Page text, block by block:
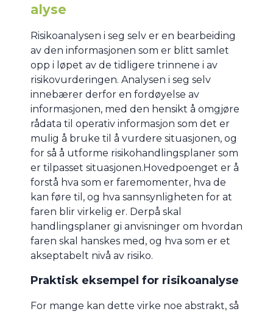
alyse
Risikoanalysen i seg selv er en bearbeiding
av den informasjonen som er blitt samlet
opp i løpet av de tidligere trinnene i av
risikovurderingen. Analysen i seg selv
innebærer derfor en fordøyelse av
informasjonen, med den hensikt å omgjøre
rådata til operativ informasjon som det er
mulig å bruke til å vurdere situasjonen, og
for så å utforme risikohandlingsplaner som
er tilpasset situasjonen.Hovedpoenget er å
forstå hva som er faremomenter, hva de
kan føre til, og hva sannsynligheten for at
faren blir virkelig er. Derpå skal
handlingsplaner gi anvisninger om hvordan
faren skal hanskes med, og hva som er et
akseptabelt nivå av risiko.
Praktisk eksempel for risikoanalyse
For mange kan dette virke noe abstrakt, så